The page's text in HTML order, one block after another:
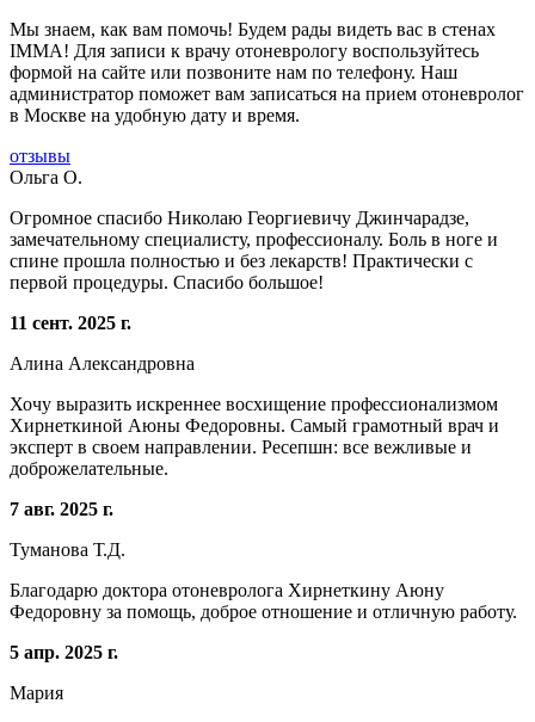
Мы знаем, как вам помочь! Будем рады видеть вас в стенах
IMMA! Для записи к врачу отоневрологу воспользуйтесь
формой на сайте или позвоните нам по телефону. Наш
администратор поможет вам записаться на прием отоневролог
в Москве на удобную дату и время.
отзывы
Ольга О.
Огромное спасибо Николаю Георгиевичу Джинчарадзе,
замечательному специалисту, профессионалу. Боль в ноге и
спине прошла полностью и без лекарств! Практически с
первой процедуры. Спасибо большое!
11 сент. 2025 г.
Алина Александровна
Хочу выразить искреннее восхищение профессионализмом
Хирнеткиной Аюны Федоровны. Самый грамотный врач и
эксперт в своем направлении. Ресепшн: все вежливые и
доброжелательные.
7 авг. 2025 г.
Туманова Т.Д.
Благодарю доктора отоневролога Хирнеткину Аюну
Федоровну за помощь, доброе отношение и отличную работу.
5 апр. 2025 г.
Мария